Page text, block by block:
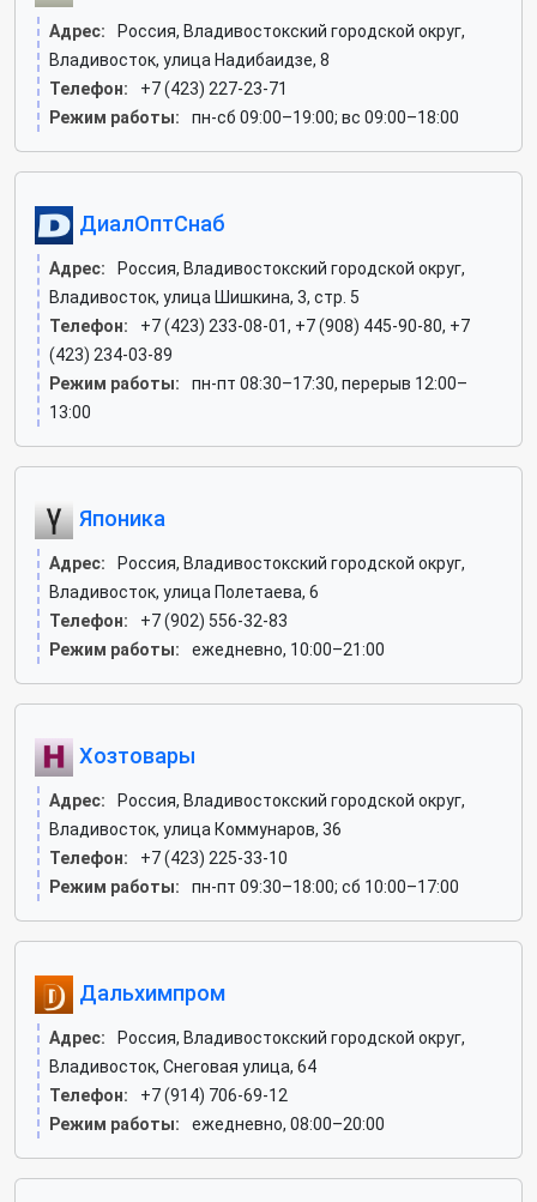
Адрес:
Россия, Владивостокский городской округ,
Владивосток, улица Надибаидзе, 8
Телефон:
+7 (423) 227-23-71
Режим работы:
пн-сб 09:00–19:00; вс 09:00–18:00
ДиалОптСнаб
Адрес:
Россия, Владивостокский городской округ,
Владивосток, улица Шишкина, 3, стр. 5
Телефон:
+7 (423) 233-08-01, +7 (908) 445-90-80, +7
(423) 234-03-89
Режим работы:
пн-пт 08:30–17:30, перерыв 12:00–
13:00
Японика
Адрес:
Россия, Владивостокский городской округ,
Владивосток, улица Полетаева, 6
Телефон:
+7 (902) 556-32-83
Режим работы:
ежедневно, 10:00–21:00
Хозтовары
Адрес:
Россия, Владивостокский городской округ,
Владивосток, улица Коммунаров, 36
Телефон:
+7 (423) 225-33-10
Режим работы:
пн-пт 09:30–18:00; сб 10:00–17:00
Дальхимпром
Адрес:
Россия, Владивостокский городской округ,
Владивосток, Снеговая улица, 64
Телефон:
+7 (914) 706-69-12
Режим работы:
ежедневно, 08:00–20:00